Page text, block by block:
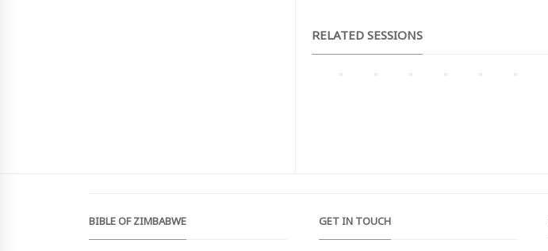
RELATED SESSIONS
BIBLE OF ZIMBABWE GET IN TOUCH